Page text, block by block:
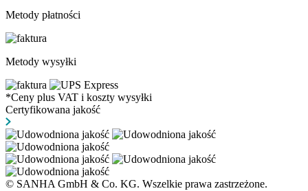
Metody płatności
Metody wysyłki
*Ceny plus VAT i koszty wysyłki
Certyfikowana jakość
© SANHA GmbH & Co. KG. Wszelkie prawa zastrzeżone.